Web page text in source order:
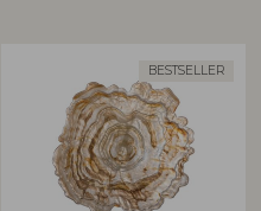
BESTSELLER